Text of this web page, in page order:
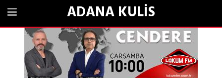
ADANA KULİS